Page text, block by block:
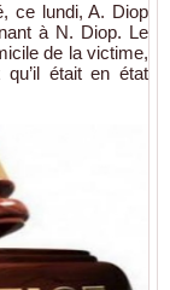
ce lundi, A. Diop
à N. Diop. Le
de la victime,
était en état